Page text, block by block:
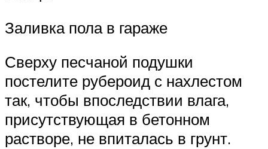
Заливка пола в гараже
Сверху песчаной подушки
постелите рубероид с нахлестом
так, чтобы впоследствии влага,
присутствующая в бетонном
растворе, не впиталась в грунт.